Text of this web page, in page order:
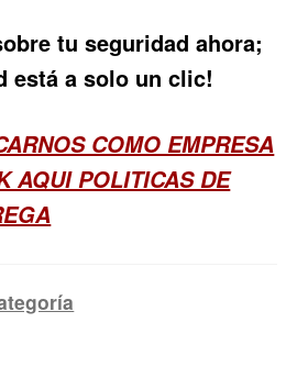
tu seguridad ahora;
está a solo un clic!
COMO EMPRESA
AQUI POLITICAS DE